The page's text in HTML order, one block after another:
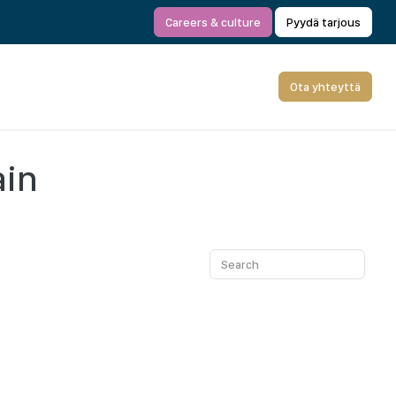
Careers & culture Pyydä tarjous
Ota yhteyttä